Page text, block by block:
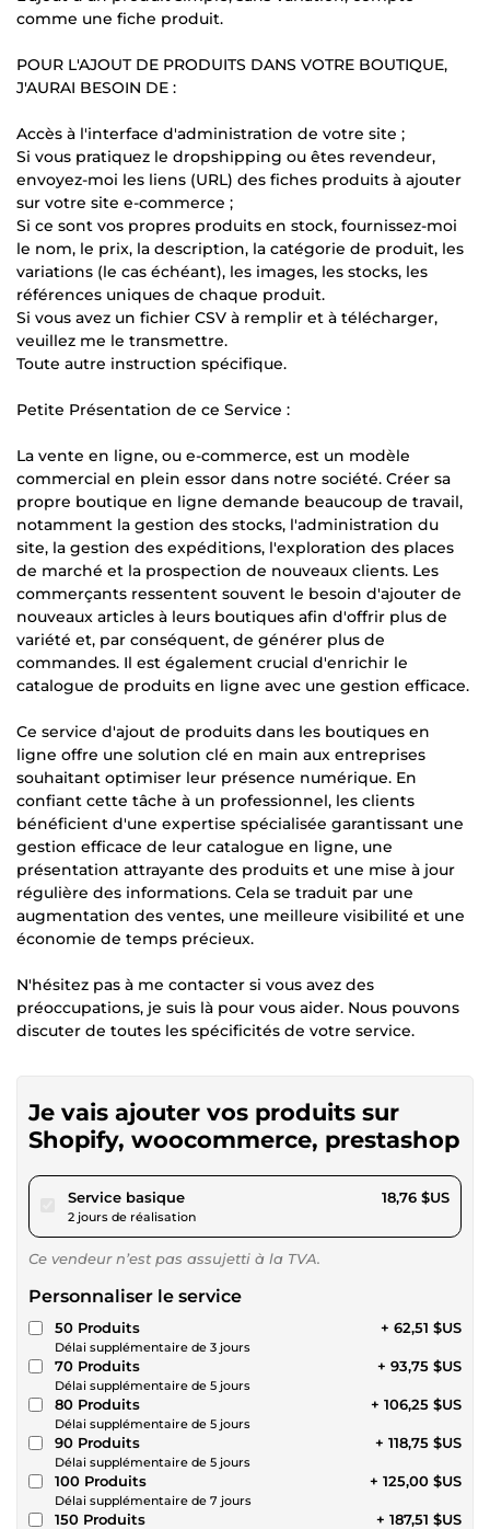
comme une fiche produit.
POUR L'AJOUT DE PRODUITS DANS VOTRE BOUTIQUE,
J'AURAI BESOIN DE :
Accès à l'interface d'administration de votre site ;
Si vous pratiquez le dropshipping ou êtes revendeur,
envoyez-moi les liens (URL) des fiches produits à ajouter
sur votre site e-commerce ;
Si ce sont vos propres produits en stock, fournissez-moi
le nom, le prix, la description, la catégorie de produit, les
variations (le cas échéant), les images, les stocks, les
références uniques de chaque produit.
Si vous avez un fichier CSV à remplir et à télécharger,
veuillez me le transmettre.
Toute autre instruction spécifique.
Petite Présentation de ce Service :
La vente en ligne, ou e-commerce, est un modèle
commercial en plein essor dans notre société. Créer sa
propre boutique en ligne demande beaucoup de travail,
notamment la gestion des stocks, l'administration du
site, la gestion des expéditions, l'exploration des places
de marché et la prospection de nouveaux clients. Les
commerçants ressentent souvent le besoin d'ajouter de
nouveaux articles à leurs boutiques afin d'offrir plus de
variété et, par conséquent, de générer plus de
commandes. Il est également crucial d'enrichir le
catalogue de produits en ligne avec une gestion efficace.
Ce service d'ajout de produits dans les boutiques en
ligne offre une solution clé en main aux entreprises
souhaitant optimiser leur présence numérique. En
confiant cette tâche à un professionnel, les clients
bénéficient d'une expertise spécialisée garantissant une
gestion efficace de leur catalogue en ligne, une
présentation attrayante des produits et une mise à jour
régulière des informations. Cela se traduit par une
augmentation des ventes, une meilleure visibilité et une
économie de temps précieux.
N'hésitez pas à me contacter si vous avez des
préoccupations, je suis là pour vous aider. Nous pouvons
discuter de toutes les spécificités de votre service.
Je vais ajouter vos produits sur
Shopify, woocommerce, prestashop
Service basiquepour 17,28 $US
2 jours de réalisation
18,76 $US
Ce vendeur n’est pas assujetti à la TVA.
Personnaliser le service
50 Produits
Délai supplémentaire de 3 jours
+ 62,51 $US
70 Produits
Délai supplémentaire de 5 jours
+ 93,75 $US
80 Produits
Délai supplémentaire de 5 jours
+ 106,25 $US
90 Produits
Délai supplémentaire de 5 jours
+ 118,75 $US
100 Produits
Délai supplémentaire de 7 jours
+ 125,00 $US
150 Produits + 187,51 $US